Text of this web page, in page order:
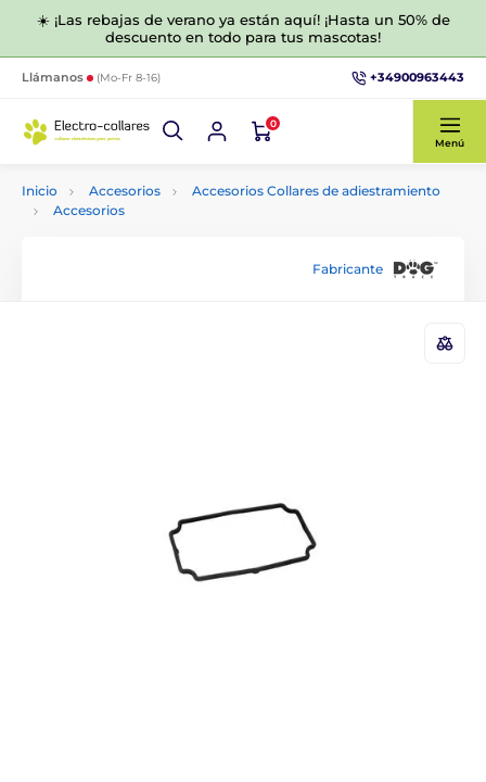
☀️ ¡Las rebajas de verano ya están aquí! ¡Hasta un 50% de
descuento en todo para tus mascotas!
Llámanos (Mo-Fr 8-16) +34900963443
0
Menú
Inicio Accesorios
Accesorios Collares de adiestramiento
Accesorios
Fabricante